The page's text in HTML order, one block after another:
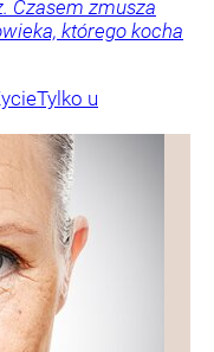
Czasem zmusza
którego kocha
Tylko u